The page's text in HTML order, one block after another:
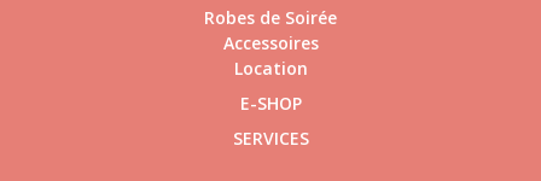
Robes de Soirée
Accessoires
Location
E-SHOP
SERVICES